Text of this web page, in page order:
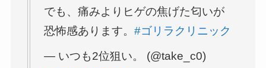
でも、痛みよりヒゲの焦げた匂いが
恐怖感あります。#ゴリラクリニック
— いつも2位狙い。 (@take_c0)